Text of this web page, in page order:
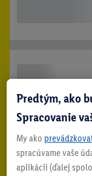
Predtým, ako
Spracovanie
My ako
spracúvame vaše
aplikácii (ďalej